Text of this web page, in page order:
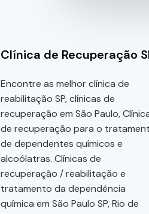
Clínica de Recuperação
Encontre as melhor clínica de
reabilitação SP, clínicas de
recuperação em São Paulo,
de recuperação para o
de dependentes químicos e
alcoólatras. Clínicas de
recuperação / reabilitação e
tratamento da dependência
química em São Paulo SP, Rio de